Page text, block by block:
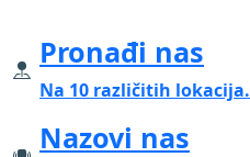
Pronađi nas
Na 10 različitih lokacija.
Nazovi nas